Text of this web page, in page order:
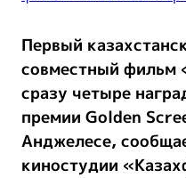
Первый
совместный фильм
сразу четыре
премии Golden
Анджелесе,
киностудии